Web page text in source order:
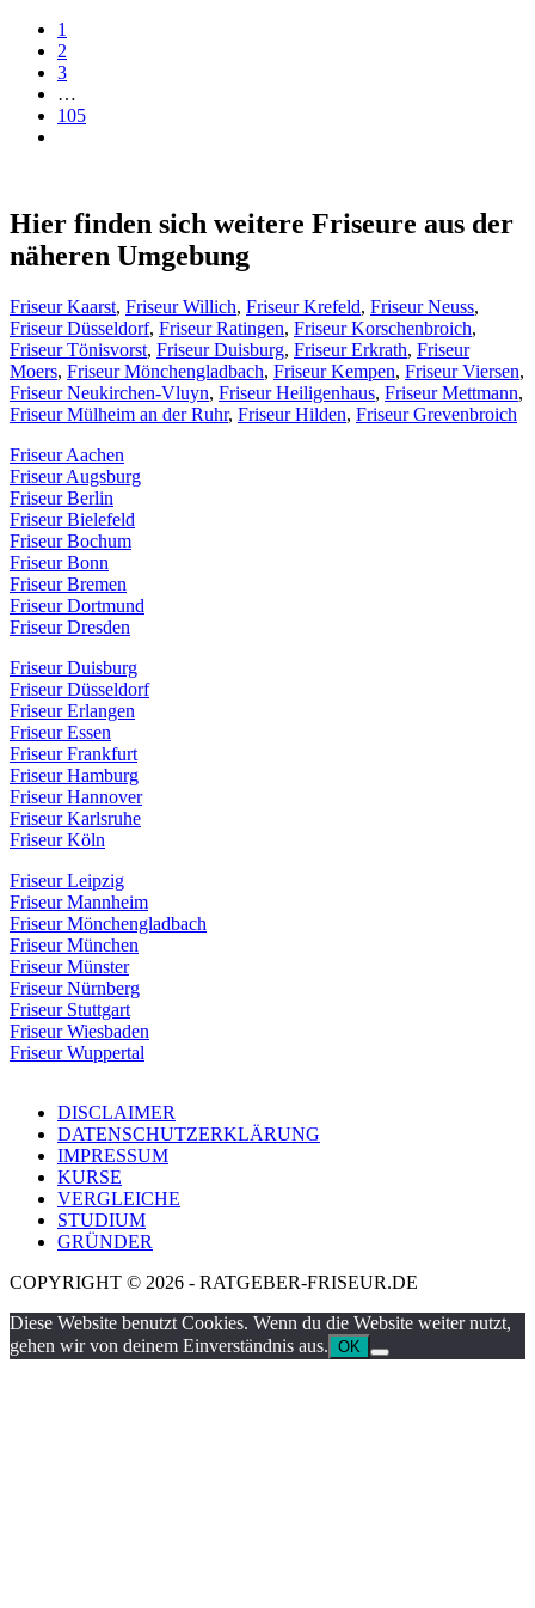
1
2
3
…
105
Hier finden sich weitere Friseure aus der
näheren Umgebung
Friseur Kaarst, Friseur Willich, Friseur Krefeld, Friseur Neuss,
Friseur Düsseldorf, Friseur Ratingen, Friseur Korschenbroich,
Friseur Tönisvorst, Friseur Duisburg, Friseur Erkrath, Friseur
Moers, Friseur Mönchengladbach, Friseur Kempen, Friseur Viersen,
Friseur Neukirchen-Vluyn, Friseur Heiligenhaus, Friseur Mettmann,
Friseur Mülheim an der Ruhr, Friseur Hilden, Friseur Grevenbroich
Friseur Aachen
Friseur Augsburg
Friseur Berlin
Friseur Bielefeld
Friseur Bochum
Friseur Bonn
Friseur Bremen
Friseur Dortmund
Friseur Dresden
Friseur Duisburg
Friseur Düsseldorf
Friseur Erlangen
Friseur Essen
Friseur Frankfurt
Friseur Hamburg
Friseur Hannover
Friseur Karlsruhe
Friseur Köln
Friseur Leipzig
Friseur Mannheim
Friseur Mönchengladbach
Friseur München
Friseur Münster
Friseur Nürnberg
Friseur Stuttgart
Friseur Wiesbaden
Friseur Wuppertal
DISCLAIMER
DATENSCHUTZERKLÄRUNG
IMPRESSUM
KURSE
VERGLEICHE
STUDIUM
GRÜNDER
COPYRIGHT © 2026 - RATGEBER-FRISEUR.DE
Diese Website benutzt Cookies. Wenn du die Website weiter nutzt,
gehen wir von deinem Einverständnis aus. OK